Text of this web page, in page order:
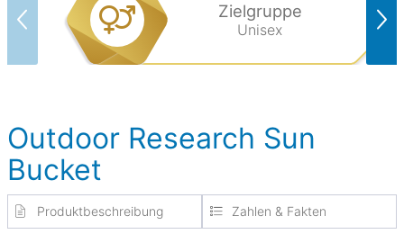
Zielgruppe
Unisex
Outdoor Research Sun
Bucket
Produktbeschreibung Zahlen & Fakten